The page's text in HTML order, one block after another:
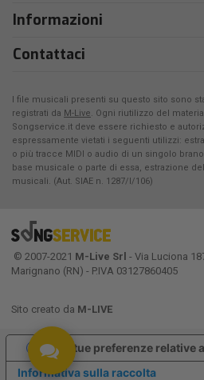
Informazioni
Contattaci
I file musicali presenti su questo sito sono
registrati da M-Live. Ogni riutilizzo del
Songservice.it deve essere richiesto e
espressamente vietati i seguenti utilizzi:
o più tracce MIDI o audio di un singolo
base musicale o parte di essa, estrazione
musicali. (Aut. SIAE n. 1287/I/106)
© 2007-2021 M-Live Srl - Via Luciona
Marignano (RN) - P.IVA 03127860405
Sito creato da M-LIVE
Informativa sulla raccolta
Le tue preferenze relative